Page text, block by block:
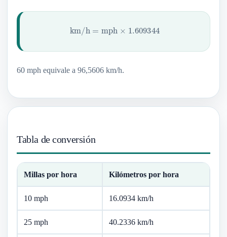
km/h mph× 1.609344
60 mph equivale a 96,5606 km/h.
Tabla de conversión
Millas por hora Kilómetros por hora
10 mph 16.0934 km/h
25 mph 40.2336 km/h